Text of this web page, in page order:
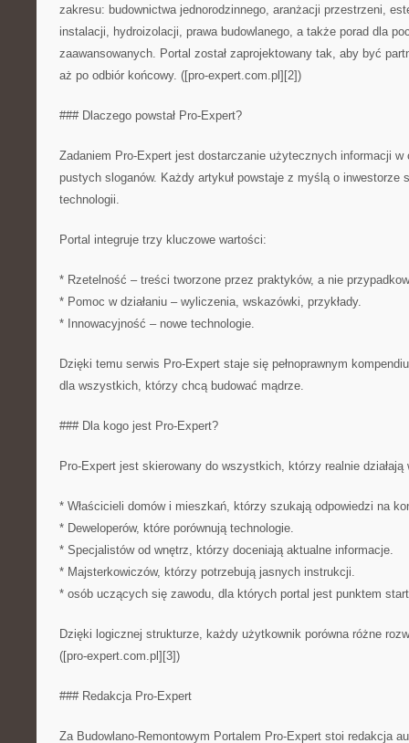
zakresu: budownictwa jednorodzinnego, aranżacji przestrzeni,
instalacji, hydroizolacji, prawa budowlanego, a także porad dla
zaawansowanych. Portal został zaprojektowany tak, aby być
aż po odbiór końcowy. ([pro-expert.com.pl][2])
### Dlaczego powstał Pro-Expert?
Zadaniem Pro-Expert jest dostarczanie użytecznych informacji
pustych sloganów. Każdy artykuł powstaje z myślą o inwestorze
technologii.
Portal integruje trzy kluczowe wartości:
* Rzetelność – treści tworzone przez praktyków, a nie
* Pomoc w działaniu – wyliczenia, wskazówki, przykłady.
* Innowacyjność – nowe technologie.
Dzięki temu serwis Pro-Expert staje się pełnoprawnym
dla wszystkich, którzy chcą budować mądrze.
### Dla kogo jest Pro-Expert?
Pro-Expert jest skierowany do wszystkich, którzy realnie działają
* Właścicieli domów i mieszkań, którzy szukają odpowiedzi na
* Deweloperów, które porównują technologie.
* Specjalistów od wnętrz, którzy doceniają aktualne informacje.
* Majsterkowiczów, którzy potrzebują jasnych instrukcji.
* osób uczących się zawodu, dla których portal jest punktem
Dzięki logicznej strukturze, każdy użytkownik porówna różne
([pro-expert.com.pl][3])
### Redakcja Pro-Expert
Za Budowlano-Remontowym Portalem Pro-Expert stoi redakcja